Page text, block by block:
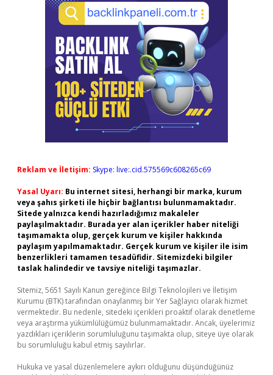
Reklam ve İletişim: Skype: live:.cid.575569c608265c69
Yasal Uyarı: Bu internet sitesi, herhangi bir marka, kurum
veya şahıs şirketi ile hiçbir bağlantısı bulunmamaktadır.
Sitede yalnızca kendi hazırladığımız makaleler
paylaşılmaktadır. Burada yer alan içerikler haber niteliği
taşımamakta olup, gerçek kurum ve kişiler hakkında
paylaşım yapılmamaktadır. Gerçek kurum ve kişiler ile isim
benzerlikleri tamamen tesadüfidir. Sitemizdeki bilgiler
taslak halindedir ve tavsiye niteliği taşımazlar.
Sitemiz, 5651 Sayılı Kanun gereğince Bilgi Teknolojileri ve İletişim
Kurumu (BTK) tarafından onaylanmış bir Yer Sağlayıcı olarak hizmet
vermektedir. Bu nedenle, sitedeki içerikleri proaktif olarak denetleme
veya araştırma yükümlülüğümüz bulunmamaktadır. Ancak, üyelerimiz
yazdıkları içeriklerin sorumluluğunu taşımakta olup, siteye üye olarak
bu sorumluluğu kabul etmiş sayılırlar.
Hukuka ve yasal düzenlemelere aykırı olduğunu düşündüğünüz